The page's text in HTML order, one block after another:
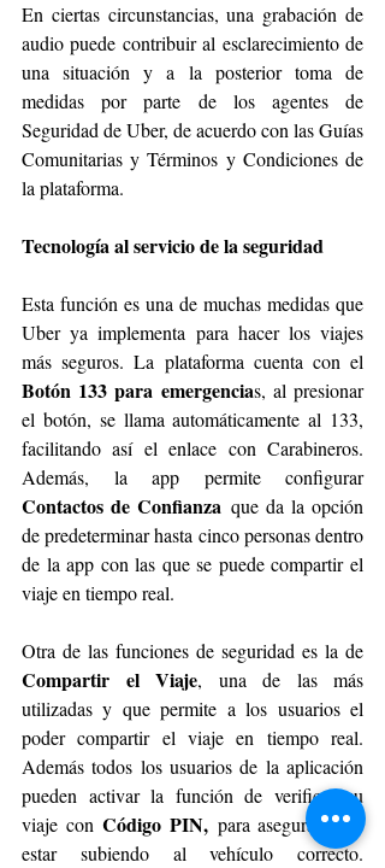
En ciertas circunstancias, una grabación de
audio puede contribuir al esclarecimiento de
una situación y a la posterior toma de
medidas por parte de los agentes de
Seguridad de Uber, de acuerdo con las Guías
Comunitarias y Términos y Condiciones de
la plataforma.
Tecnología al servicio de la seguridad
Esta función es una de muchas medidas que
Uber ya implementa para hacer los viajes
Botón 133 para emergencias, al presionar
el botón, se llama automáticamente al 133,
facilitando así el enlace con Carabineros.
Además, la app permite configurar
Contactos de Confianza que da la opción
de predeterminar hasta cinco personas dentro
de la app con las que se puede compartir el
viaje en tiempo real.
Compartir el Viaje, una de las más
utilizadas y que permite a los usuarios el
poder compartir el viaje en tiempo real.
Además todos los usuarios de la aplicación
pueden activar la función de verificar su
viaje con Código PIN, para asegurarse de
estar subiendo al vehículo correcto.